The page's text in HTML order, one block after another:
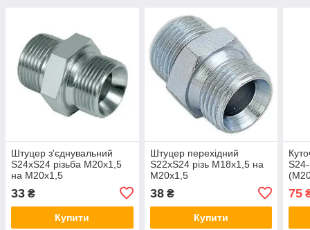
Штуцер з'єднувальний
S24xS24 різьба М20х1,5
на М20х1,5
33 ₴
Купити
Штуцер перехідний
S22xS24 різь М18х1,5 на
М20х1,5
38₴
Купити
75